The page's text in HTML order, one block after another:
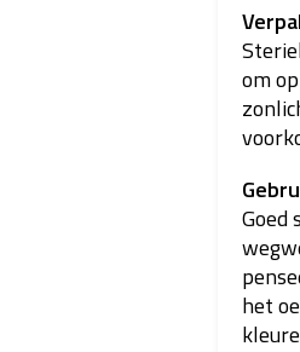
om
Goed
het